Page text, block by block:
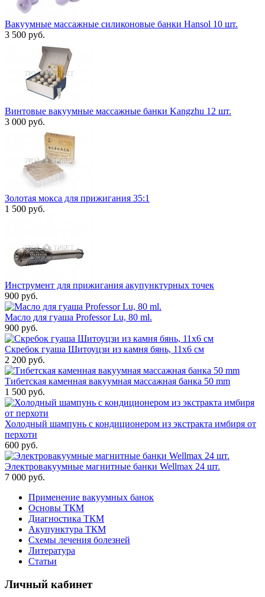
Вакуумные массажные силиконовые банки Hansol 10 шт.
3 500 руб.
Винтовые вакуумные массажные банки Kangzhu 12 шт.
3 000 руб.
Золотая мокса для прижигания 35:1
1 500 руб.
Инструмент для прижигания акупунктурных точек
900 руб.
Масло для гуаша Professor Lu, 80 ml.
900 руб.
Скребок гуаша Шитоуцзи из камня бянь, 11x6 см
2 200 руб.
Тибетская каменная вакуумная массажная банка 50 mm
1 500 руб.
Холодный шампунь с кондиционером из экстракта имбиря от
перхоти
600 руб.
Электровакуумные магнитные банки Wellmax 24 шт.
7 000 руб.
Применение вакуумных банок
Основы ТКМ
Диагностика ТКМ
Акупунктура ТКМ
Схемы лечения болезней
Литература
Статьи
Личный кабинет